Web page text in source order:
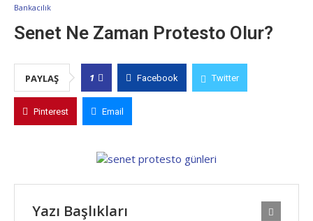
Bankacılık
Senet Ne Zaman Protesto Olur?
PAYLAŞ 1 Facebook Twitter
Pinterest Email
Yazı Başlıkları